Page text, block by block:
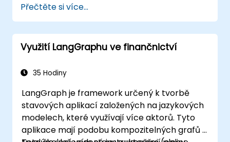
Matplotlib a dalších knihoven Pythonu
spojených s LangChainem.
Využít LangChain k generování výstupů v
přirozeném jazyce na základě analýzy
Přečtěte si více...
Využití LangGraphu ve finančnictví
35 Hodiny
LangGraph je framework určený k tvorbě
stavových aplikací založených na jazykových
modelech, které využívají více aktorů. Tyto
aplikace mají podobu kompozitelných grafů s